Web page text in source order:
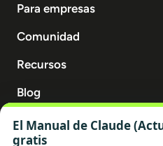
Para empresas
Comunidad
Recursos
Blog